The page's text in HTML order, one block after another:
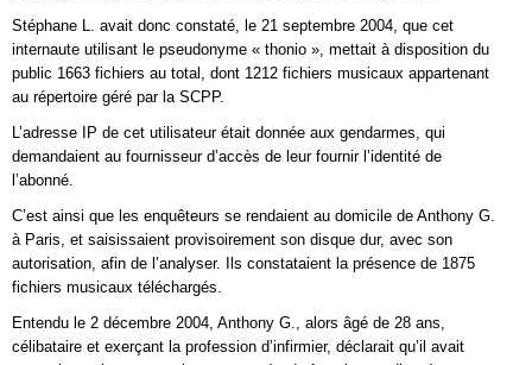
Stéphane L. avait donc constaté, le 21 septembre 2004, que cet
internaute utilisant le pseudonyme « thonio », mettait à disposition du
public 1663 fichiers au total, dont 1212 fichiers musicaux appartenant
au répertoire géré par la SCPP.
L’adresse IP de cet utilisateur était donnée aux gendarmes, qui
demandaient au fournisseur d’accès de leur fournir l’identité de
l’abonné.
C’est ainsi que les enquêteurs se rendaient au domicile de Anthony G.
à Paris, et saisissaient provisoirement son disque dur, avec son
autorisation, afin de l’analyser. Ils constataient la présence de 1875
fichiers musicaux téléchargés.
Entendu le 2 décembre 2004, Anthony G., alors âgé de 28 ans,
célibataire et exerçant la profession d’infirmier, déclarait qu’il avait